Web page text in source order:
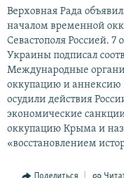
Верховная Рада
началом временной
Севастополя Россией. 7
Украины подписал
Международные
оккупацию и
осудили действия
экономические
оккупацию Крыма и
«восстановлением